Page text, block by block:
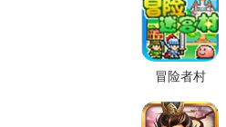
冒险者村